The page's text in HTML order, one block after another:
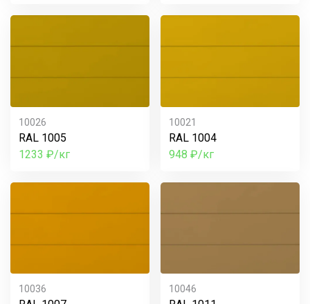
10026
RAL 1005
1233 ₽/кг
10021
RAL 1004
948 ₽/кг
10036 10046